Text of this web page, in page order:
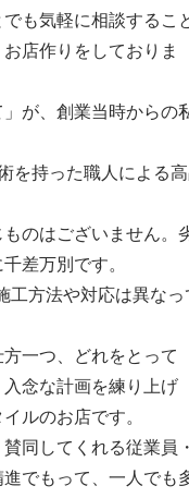
も気軽に相談するこ
店作りをしておりま
」が、創業当時からの
を持った職人による
のはございません。
差万別です。
工方法や対応は異なっ
一つ、どれをとって
念な計画を練り上げ
ルのお店です。
同してくれる従業員
でもって、一人でも